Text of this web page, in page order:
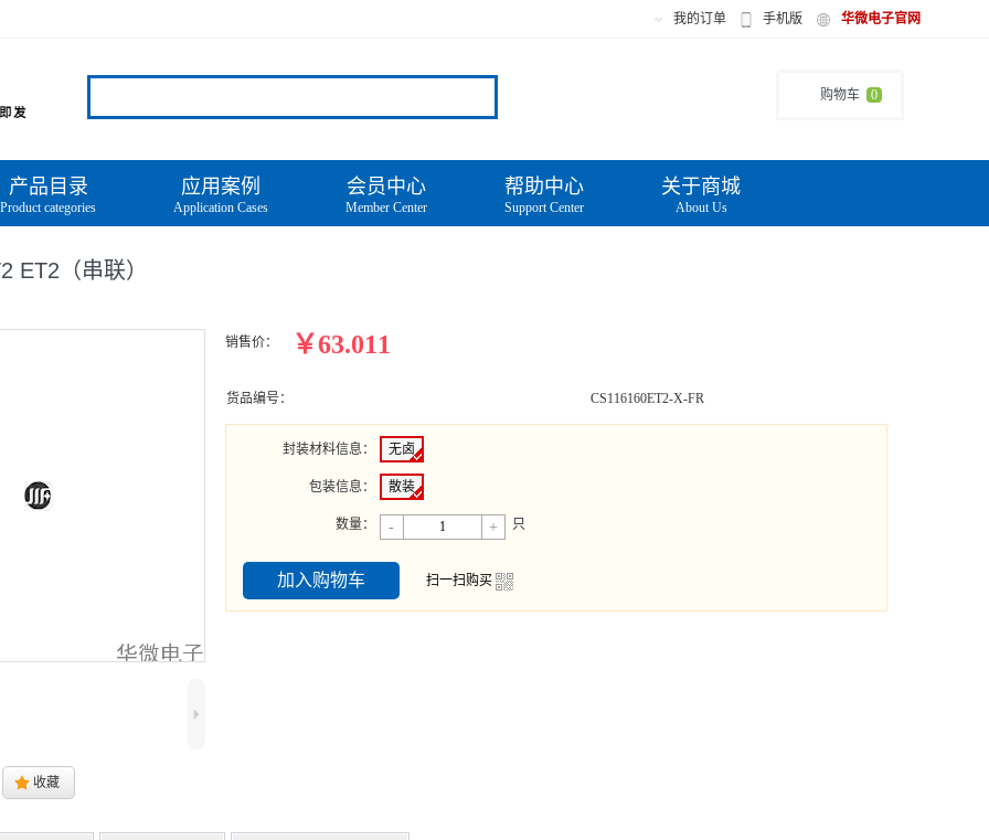
我的订单 手机版 华微电子官网
购物车 0
产品目录
Product categories
应用案例
Application Cases
会员中心
Member Center
帮助中心
Support Center
关于商城
About Us
ET2（串联）
5
. 收藏
销售价： ￥63.011
货品编号： CS116160ET2-X-FR
封装材料信息： 无卤
包装信息： 散装
数量： - + 只
加入购物车 扫一扫购买 i